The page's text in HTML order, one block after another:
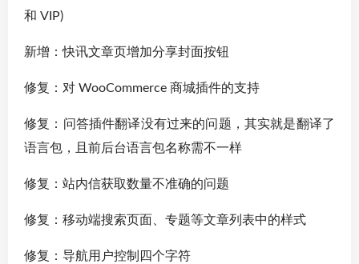
和 VIP)
新增：快讯文章页增加分享封面按钮
修复：对 WooCommerce 商城插件的支持
修复：问答插件翻译没有过来的问题，其实就是翻译了
语言包，且前后台语言包名称需不一样
修复：站内信获取数量不准确的问题
修复：移动端搜索页面、专题等文章列表中的样式
修复：导航用户控制四个字符